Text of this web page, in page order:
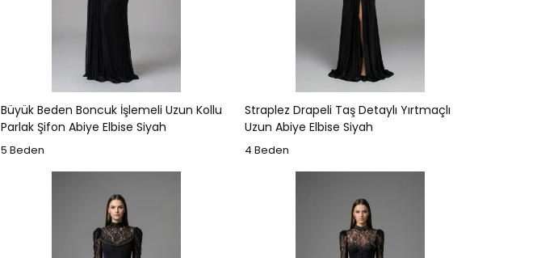
Büyük Beden Boncuk İşlemeli Uzun Kollu
Parlak Şifon Abiye Elbise Siyah
5 Beden
Straplez Drapeli Taş Detaylı Yırtmaçlı
Uzun Abiye Elbise Siyah
4 Beden